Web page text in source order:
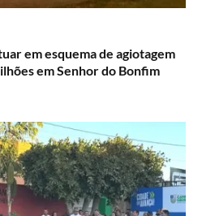
em esquema de agiotagem
em Senhor do Bonfim